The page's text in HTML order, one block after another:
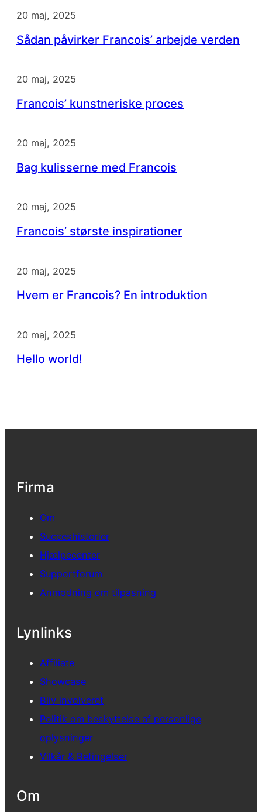
20 maj, 2025
Sådan påvirker Francois’ arbejde verden
20 maj, 2025
Francois’ kunstneriske proces
20 maj, 2025
Bag kulisserne med Francois
20 maj, 2025
Francois’ største inspirationer
20 maj, 2025
Hvem er Francois? En introduktion
20 maj, 2025
Hello world!
Firma
Om
Succeshistorier
Hjælpecenter
Supportforum
Anmodning om tilpasning
Lynlinks
Affiliate
Showcase
Bliv involveret
Politik om beskyttelse af personlige
oplysninger
Vilkår & Betingelser
Om